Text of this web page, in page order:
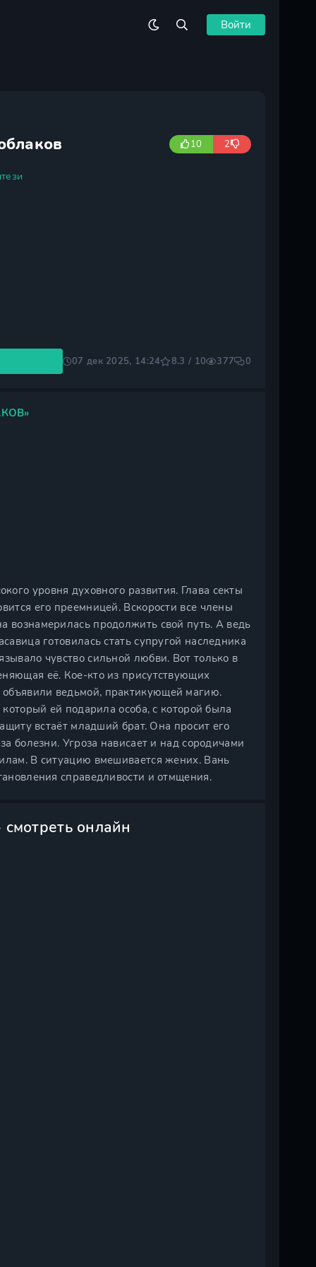
Войти
10 2
07 дек 2025, 14:24 8.3 / 10 377 0
уровня духовного развития. Глава секты
его преемницей. Вскорости все члены
продолжить свой путь. А ведь
готовилась стать супругой наследника
чувство сильной любви. Вот только в
её. Кое-кто из присутствующих
ведьмой, практикующей магию.
ей подарила особа, с которой была
встаёт младший брат. Она просит его
болезни. Угроза нависает и над сородичами
В ситуацию вмешивается жених. Вань
справедливости и отмщения.
онлайн